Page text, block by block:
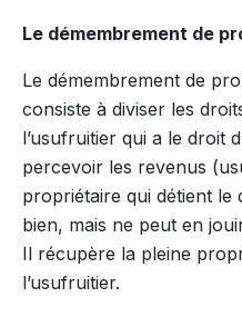
Le démembrement de
Le démembrement de
consiste à diviser les
l’usufruitier qui a le droit
percevoir les revenus
propriétaire qui détient
bien, mais ne peut en
Il récupère la pleine
l’usufruitier.